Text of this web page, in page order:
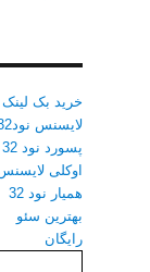
خرید بک لینک behtarinbacklink.com
لایسنس نود32
پسورد نود 32
اوکلی لایسنس
همیار نود 32
بهترین سئو
رایگان